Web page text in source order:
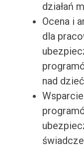
działań
Ocena i
dla
nad